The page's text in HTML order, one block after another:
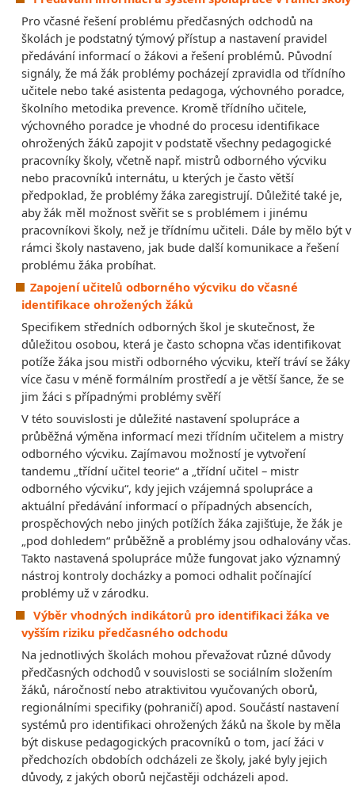
Pro včasné řešení problému předčasných odchodů na
školách je podstatný týmový přístup a nastavení pravidel
předávání informací o žákovi a řešení problémů. Původní
signály, že má žák problémy pocházejí zpravidla od třídního
učitele nebo také asistenta pedagoga, výchovného poradce,
školního metodika prevence. Kromě třídního učitele,
výchovného poradce je vhodné do procesu identifikace
ohrožených žáků zapojit v podstatě všechny pedagogické
pracovníky školy, včetně např. mistrů odborného výcviku
nebo pracovníků internátu, u kterých je často větší
předpoklad, že problémy žáka zaregistrují. Důležité také je,
aby žák měl možnost svěřit se s problémem i jinému
pracovníkovi školy, než je třídnímu učiteli. Dále by mělo být v
rámci školy nastaveno, jak bude další komunikace a řešení
problému žáka probíhat.
Zapojení učitelů odborného výcviku do včasné
identifikace ohrožených žáků
Specifikem středních odborných škol je skutečnost, že
důležitou osobou, která je často schopna včas identifikovat
potíže žáka jsou mistři odborného výcviku, kteří tráví se žáky
více času v méně formálním prostředí a je větší šance, že se
jim žáci s případnými problémy svěří
V této souvislosti je důležité nastavení spolupráce a
průběžná výměna informací mezi třídním učitelem a mistry
odborného výcviku. Zajímavou možností je vytvoření
tandemu „třídní učitel teorie“ a „třídní učitel – mistr
odborného výcviku“, kdy jejich vzájemná spolupráce a
aktuální předávání informací o případných absencích,
prospěchových nebo jiných potížích žáka zajišťuje, že žák je
„pod dohledem“ průběžně a problémy jsou odhalovány včas.
Takto nastavená spolupráce může fungovat jako významný
nástroj kontroly docházky a pomoci odhalit počínající
problémy už v zárodku.
Výběr vhodných indikátorů pro identifikaci žáka ve
vyšším riziku předčasného odchodu
Na jednotlivých školách mohou převažovat různé důvody
předčasných odchodů v souvislosti se sociálním složením
žáků, náročností nebo atraktivitou vyučovaných oborů,
regionálními specifiky (pohraničí) apod. Součástí nastavení
systémů pro identifikaci ohrožených žáků na škole by měla
být diskuse pedagogických pracovníků o tom, jací žáci v
předchozích obdobích odcházeli ze školy, jaké byly jejich
důvody, z jakých oborů nejčastěji odcházeli apod.